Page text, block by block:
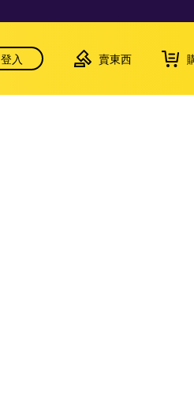
登入 賣東西